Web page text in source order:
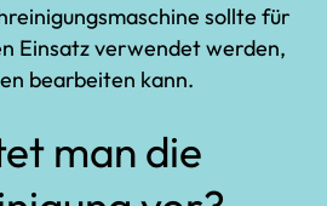
sollte für
Einsatz verwendet werden,
bearbeiten kann.
man die